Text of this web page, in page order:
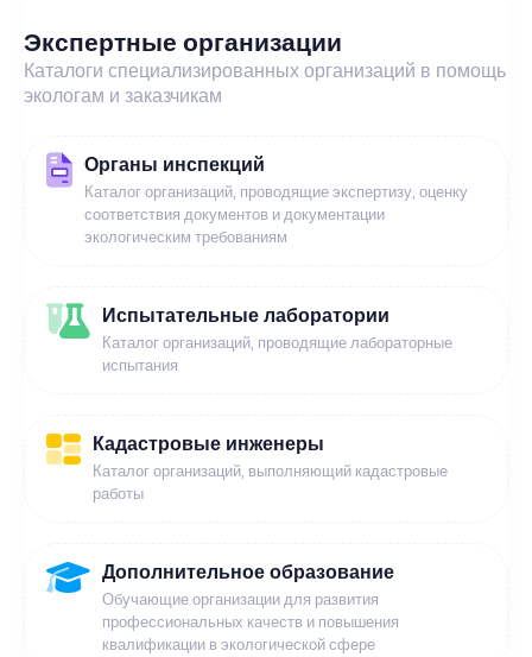
Экспертные организации
Каталоги специализированных организаций в помощь
экологам и заказчикам
Органы инспекций
Каталог организаций, проводящие экспертизу, оценку
соответствия документов и документации
экологическим требованиям
Испытательные лаборатории
Каталог организаций, проводящие лабораторные
испытания
Кадастровые инженеры
Каталог организаций, выполняющий кадастровые
работы
Дополнительное образование
Обучающие организации для развития
профессиональных качеств и повышения
квалификации в экологической сфере